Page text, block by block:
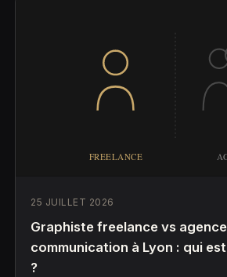
25 JUILLET 2026
Graphiste freelance vs
communication à Lyon : qui
?